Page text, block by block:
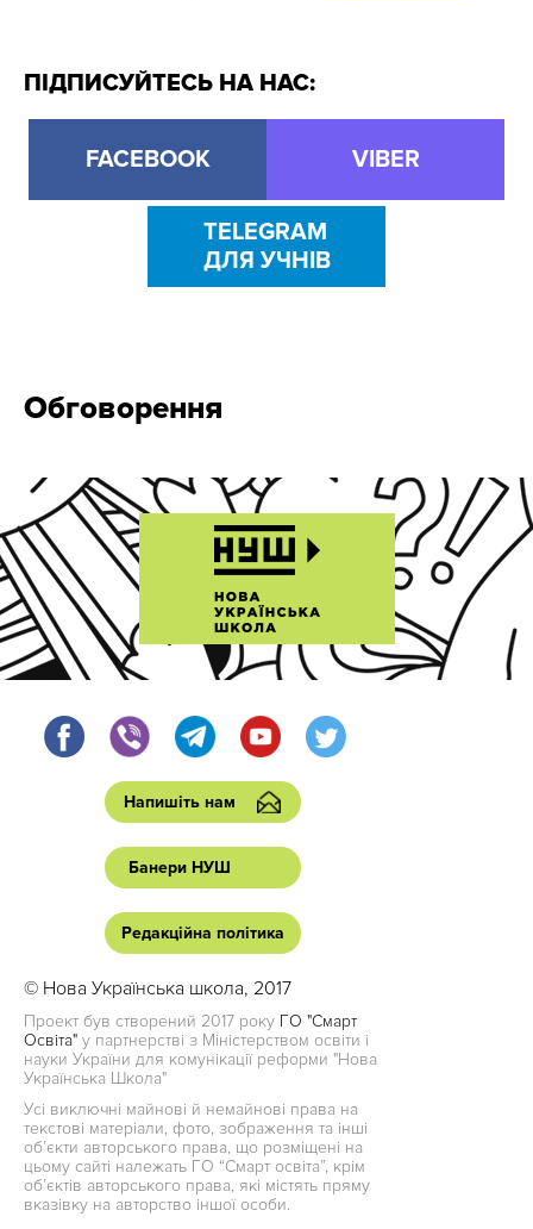
ПІДПИСУЙТЕСЬ НА НАС:
FACEBOOK VIBER
TELEGRAM
ДЛЯ УЧНІВ
Обговорення
Напишіть нам
Банери НУШ
Редакційна політика
© Нова Українська школа, 2017
Проект був створений 2017 року ГО "Смарт
Освіта" у партнерстві з Міністерством освіти і
науки України для комунікації реформи "Нова
Українська Школа"
Усі виключні майнові й немайнові права на
текстові матеріали, фото, зображення та інші
об’єкти авторського права, що розміщені на
цьому сайті належать ГО “Смарт освіта”, крім
об’єктів авторського права, які містять пряму
вказівку на авторство іншої особи.